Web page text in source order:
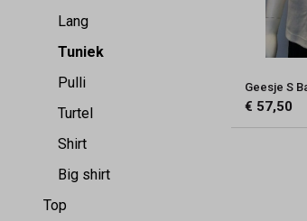
Lang
Tuniek
Pulli
Turtel
Shirt
Big shirt
Top
Geesje S
€ 57,50